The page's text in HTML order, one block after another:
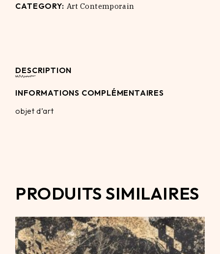
CATEGORY: Art Contemporain
DESCRIPTION
INFORMATIONS COMPLÉMENTAIRES
objet d’art
PRODUITS SIMILAIRES